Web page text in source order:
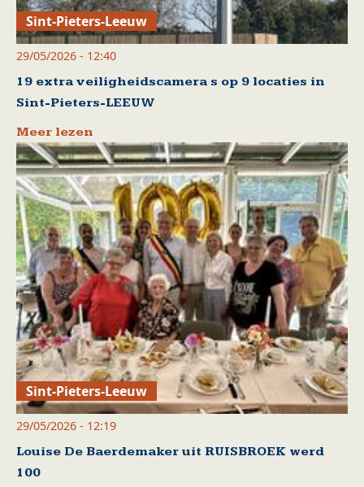
Sint-Pieters-Leeuw
29/05/2026 - 12:40
19 extra veiligheidscamera s op 9 locaties in
Sint-Pieters-LEEUW
Meer lezen
Sint-Pieters-Leeuw
29/05/2026 - 12:19
Louise De Baerdemaker uit RUISBROEK werd
100